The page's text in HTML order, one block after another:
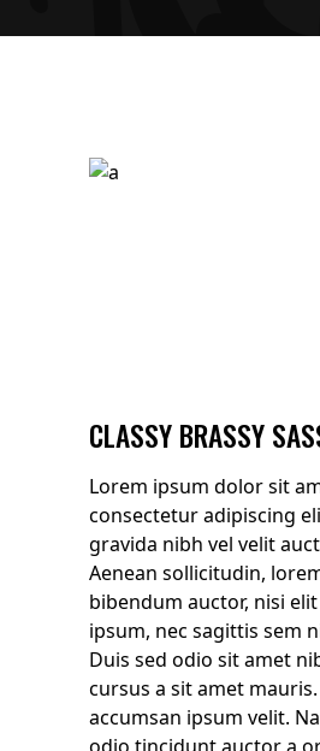
CLASSY BRASSY
Lorem ipsum dolor sit
consectetur adipiscing
gravida nibh vel velit
Aenean sollicitudin,
bibendum auctor, nisi
ipsum, nec sagittis sem
Duis sed odio sit amet
cursus a sit amet
accumsan ipsum velit.